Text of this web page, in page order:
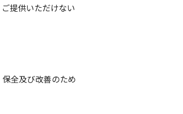
提供いただけない
全及び改善のため